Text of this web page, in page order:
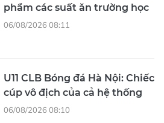
phẩm các suất ăn trường học
06/08/2026 08:11
U11 CLB Bóng đá Hà Nội: Chiếc
cúp vô địch của cả hệ thống
06/08/2026 08:10